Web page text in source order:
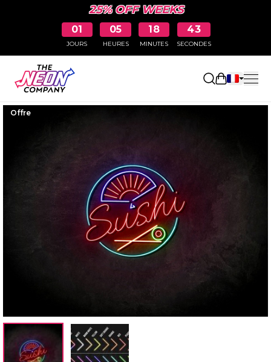
25% OFF WEEKS
01
JOURS
05
HEURES
18
MINUTES
42
SECONDES
Ouvrir le
Offre